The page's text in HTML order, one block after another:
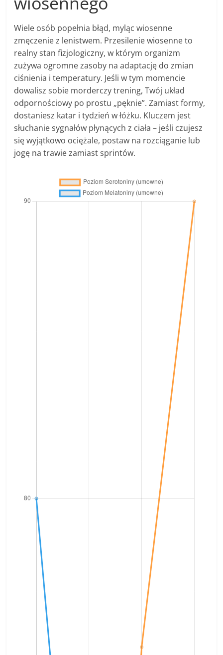
Wiele osób popełnia błąd, myląc wiosenne
zmęczenie z lenistwem. Przesilenie wiosenne to
realny stan fizjologiczny, w którym organizm
zużywa ogromne zasoby na adaptację do zmian
ciśnienia i temperatury. Jeśli w tym momencie
dowalisz sobie morderczy trening, Twój układ
odpornościowy po prostu „pęknie”. Zamiast formy,
dostaniesz katar i tydzień w łóżku. Kluczem jest
słuchanie sygnałów płynących z ciała – jeśli czujesz
się wyjątkowo ociężale, postaw na rozciąganie lub
jogę na trawie zamiast sprintów.